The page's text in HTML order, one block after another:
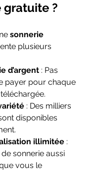
gratuite ?
sonnerie
plusieurs
d’argent : Pas
payer pour chaque
: Des milliers
disponibles
illimitée :
sonnerie aussi
vous le